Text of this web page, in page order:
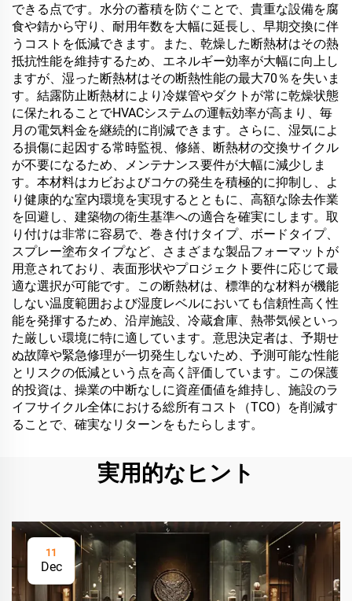
できる点です。水分の蓄積を防ぐことで、貴重な設備を腐
食や錆から守り、耐用年数を大幅に延長し、早期交換に伴
うコストを低減できます。また、乾燥した断熱材はその熱
抵抗性能を維持するため、エネルギー効率が大幅に向上し
ますが、湿った断熱材はその断熱性能の最大70％を失いま
す。結露防止断熱材により冷媒管やダクトが常に乾燥状態
に保たれることでHVACシステムの運転効率が高まり、毎
月の電気料金を継続的に削減できます。さらに、湿気によ
る損傷に起因する常時監視、修繕、断熱材の交換サイクル
が不要になるため、メンテナンス要件が大幅に減少しま
す。本材料はカビおよびコケの発生を積極的に抑制し、よ
り健康的な室内環境を実現するとともに、高額な除去作業
を回避し、建築物の衛生基準への適合を確実にします。取
り付けは非常に容易で、巻き付けタイプ、ボードタイプ、
スプレー塗布タイプなど、さまざまな製品フォーマットが
用意されており、表面形状やプロジェクト要件に応じて最
適な選択が可能です。この断熱材は、標準的な材料が機能
しない温度範囲および湿度レベルにおいても信頼性高く性
能を発揮するため、沿岸施設、冷蔵倉庫、熱帯気候といっ
た厳しい環境に特に適しています。意思決定者は、予期せ
ぬ故障や緊急修理が一切発生しないため、予測可能な性能
とリスクの低減という点を高く評価しています。この保護
的投資は、操業の中断なしに資産価値を維持し、施設のラ
イフサイクル全体における総所有コスト（TCO）を削減す
ることで、確実なリターンをもたらします。
実用的なヒント
11
Dec